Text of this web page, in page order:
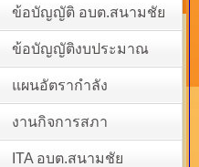
ข้อบัญญัติ อบต.สนามชัย
ข้อบัญญัติงบประมาณ
แผนอัตรากำลัง
งานกิจการสภา
ITA อบต.สนามชัย